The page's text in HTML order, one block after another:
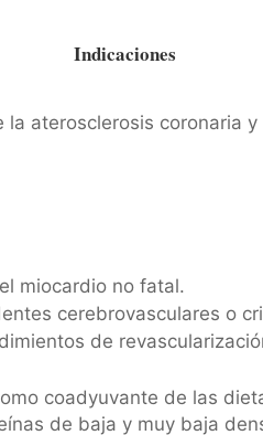
Indicaciones
aterosclerosis coronaria
miocardio no fatal.
cerebrovasculares o
de
coadyuvante de las
de baja y muy baja